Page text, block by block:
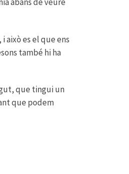
abans de veure
això es el que ens
també hi ha
que tingui un
que podem